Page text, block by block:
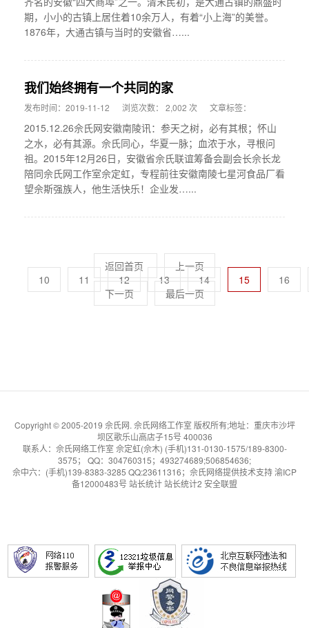
期，小小的古镇上居住着10余万人，有着“小上海”的美誉。
1876年，大通古镇与当时的安徽省…...
我们始终拥有一个共同的家
发布时间：2019-11-12 浏览次数： 2,002 次 文章标签：
2015.12.26佘氏网安徽南陵讯：参天之树，必有其根；怀山
之水，必有其源。佘氏同心，华夏一脉；血浓于水，寻根问
祖。2015年12月26日，安徽省佘氏联谊筹备会副会长佘长龙
陪同佘氏网工作室佘定虹，专程前往安徽南陵七星河食品厂看
望佘斯强族人，他生活快乐！企业发…...
返回首页
上一页
10
11 12 13 14 15
16
下一页
最后一页
Copyright © 2005-2019 佘氏网. 佘氏网络工作室 版权所有;地址：重庆市沙坪
坝区歌乐山高店子15号 400036
联系人：佘氏网络工作室 佘定虹(佘木) (手机)131-0130-1575/189-8300-
3575； QQ：304760315；493274689;506854636;
佘中六：(手机)139-8383-3285 QQ:23611316； 佘氏网络提供技术支持渝ICP
备12000483号 站长统计站长统计2 安全联盟